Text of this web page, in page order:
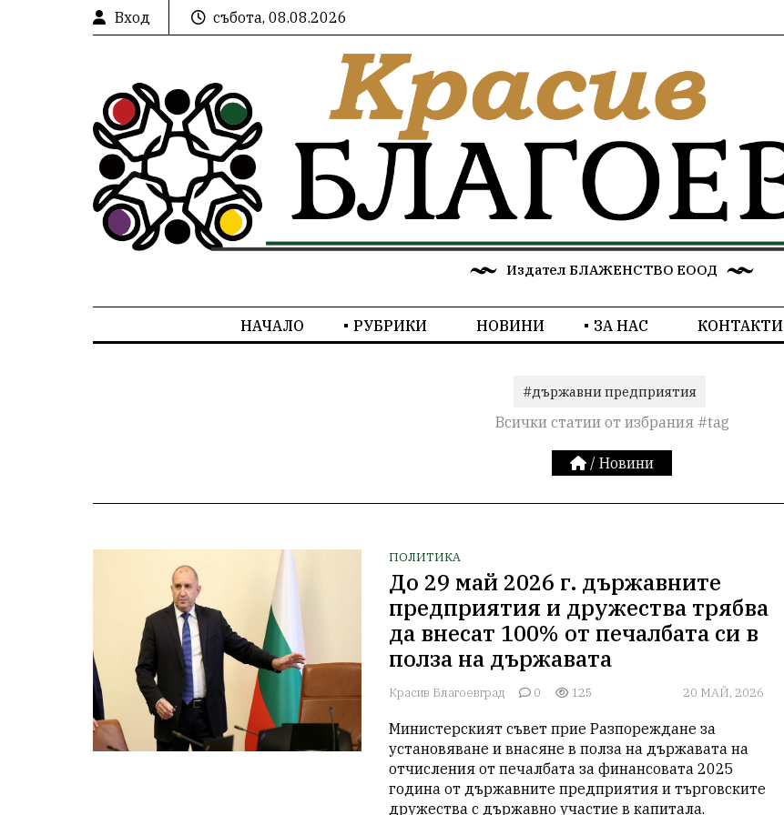
Вход събота, 08.08.2026
Издател БЛАЖЕНСТВО ЕООД
НАЧАЛО РУБРИКИ НОВИНИ ЗА НАС КОНТАКТИ
#държавни предприятия
Всички статии от избрания #tag
/ Новини
ПОЛИТИКА
До 29 май 2026 г. държавните
предприятия и дружества трябва
да внесат 100% от печалбата си в
полза на държавата
Красив Благоевград 0 125 20 МАЙ, 2026
Министерският съвет прие Разпореждане за
установяване и внасяне в полза на държавата на
отчисления от печалбата за финансовата 2025
година от държавните предприятия и търговските
дружества с държавно участие в капитала.